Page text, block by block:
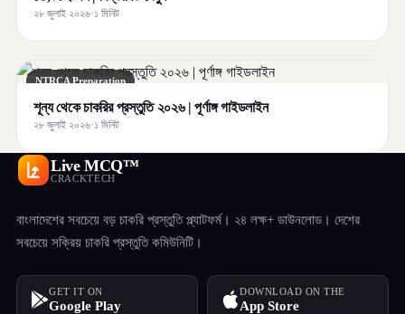
২৮ জুলাই ২০২৬·১ মিনিট
NTRCA Preparation
শূন্য থেকে চাকরির প্রস্তুতি ২০২৬ | পূর্ণাঙ্গ গাইডলাইন
২৮ জুলাই ২০২৬·১ মিনিট
Live MCQ™
CRACKTECH
বাংলাদেশের সবচেয়ে বড় চাকরি প্রস্তুতি প্ল্যাটফর্ম। ২৪ লক্ষ+ ডাউনলোড। দেশের
সবচেয়ে সক্রিয় চাকরি প্রস্তুতি কমিউনিটি।
GET IT ON
Google Play
DOWNLOAD ON THE
App Store